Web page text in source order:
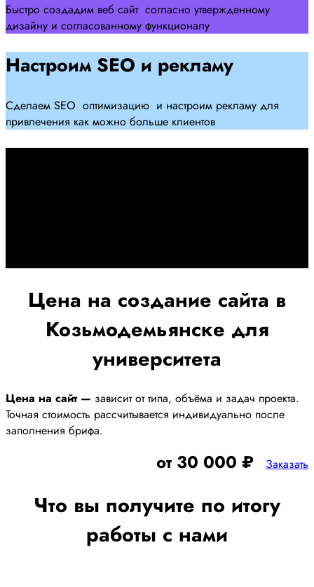
Быстро создадим веб сайт согласно утвержденному
дизайну и согласованному функционалу
Настроим SEO и рекламу
Сделаем SEO оптимизацию и настроим рекламу для
привлечения как можно больше клиентов
Цена на создание сайта в
Козьмодемьянске для
университета
Цена на сайт — зависит от типа, объёма и задач проекта.
Точная стоимость рассчитывается индивидуально после
заполнения брифа.
от 30 000 ₽ Заказать
Что вы получите по итогу
работы с нами